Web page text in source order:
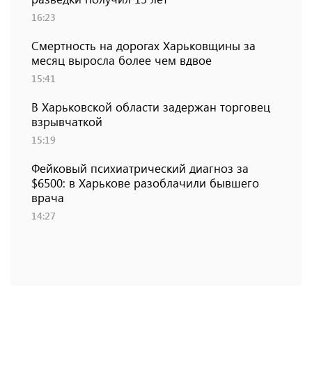
16:23
Смертность на дорогах Харьковщины за
месяц выросла более чем вдвое
15:41
В Харьковской области задержан торговец
взрывчаткой
15:19
Фейковый психиатрический диагноз за
$6500: в Харькове разоблачили бывшего
врача
14:27